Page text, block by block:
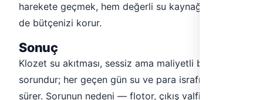
harekete geçmek, hem değerli su kaynağını hem
de bütçenizi korur.
Sonuç
Klozet su akıtması, sessiz ama maliyetli bir
sorundur; her geçen gün su ve para israfı olarak
sürer. Sorunun nedeni — flotor, çıkış valfi,